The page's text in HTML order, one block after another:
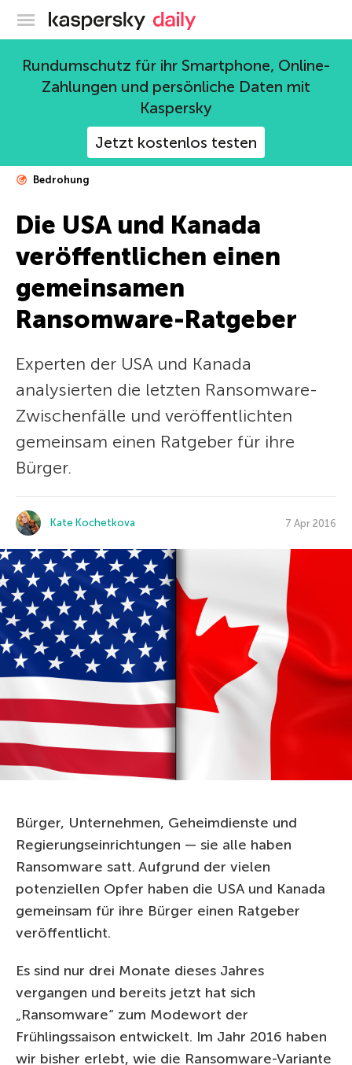
Offizieller Blog von Kaspersky
Rundumschutz für ihr Smartphone, Online-
Zahlungen und persönliche Daten mit
Kaspersky
Jetzt kostenlos testen
Bedrohung
Die USA und Kanada
veröffentlichen einen
gemeinsamen
Ransomware-Ratgeber
Experten der USA und Kanada
analysierten die letzten Ransomware-
Zwischenfälle und veröffentlichten
gemeinsam einen Ratgeber für ihre
Bürger.
Kate Kochetkova 7 Apr 2016
Bürger, Unternehmen, Geheimdienste und
Regierungseinrichtungen — sie alle haben
Ransomware satt. Aufgrund der vielen
potenziellen Opfer haben die USA und Kanada
gemeinsam für ihre Bürger einen Ratgeber
veröffentlicht.
Es sind nur drei Monate dieses Jahres
vergangen und bereits jetzt hat sich
„Ransomware“ zum Modewort der
Frühlingssaison entwickelt. Im Jahr 2016 haben
wir bisher erlebt, wie die Ransomware-Variante